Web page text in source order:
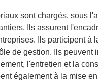
sont chargés, sous
Ils assurent
Ils participent à
de gestion. Ils peuvent
l'entretien et la
également à la mise